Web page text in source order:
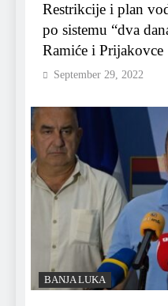
Restrikcije i plan
po sistemu “dva
Ramiće i Prijakovce
September 29, 2022
BANJA LUKA